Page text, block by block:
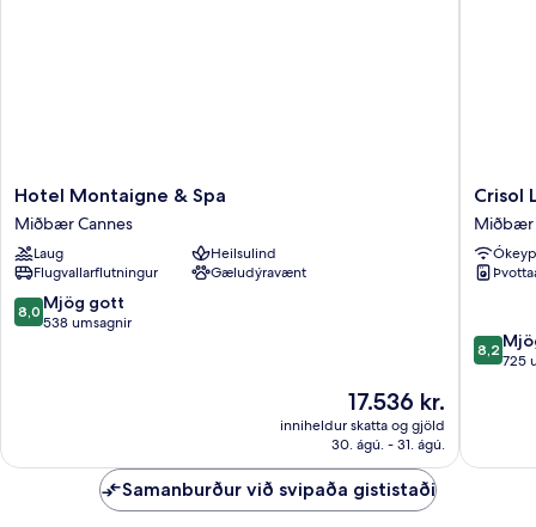
Hotel
Montaigne
&
Spa
Miðbær
Cannes
Hotel Montaigne & Spa
Miðbær Cannes
Laug
Heilsulind
Flugvallarflutningur
Gæludýravænt
8.0
af
8,0 Mjög gott
538 umsagnir
Verðið
er
17.536 kr.
17.536 kr.
inniheldur skatta og gjöld
30. ágú. - 31. ágú.
Crisol
Lumière
Miðbær
Cannes
Crisol
Miðbær
8.2
af
8,2
725
Samanburður við svipaða gististaði